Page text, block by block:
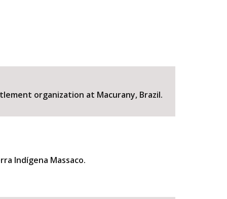
organization at Macurany, Brazil.
Indígena Massaco.